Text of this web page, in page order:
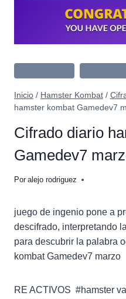
Inicio / Hamster Kombat /
hamster kombat Gamedev7
Cifrado diario
Gamedev7
Por alejo rodriguez
juego de ingenio pone a
descifrado, interpretando
para descubrir la palabra
kombat Gamedev7 marzo
RE ACTIVOS #hamster